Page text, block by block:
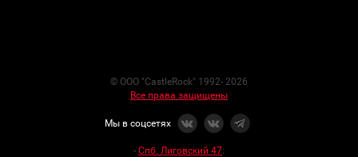
© ООО "CastleRock" 1992- 2026
Все права защищены
Мы в соцсетях
- Спб. Лиговский 47: